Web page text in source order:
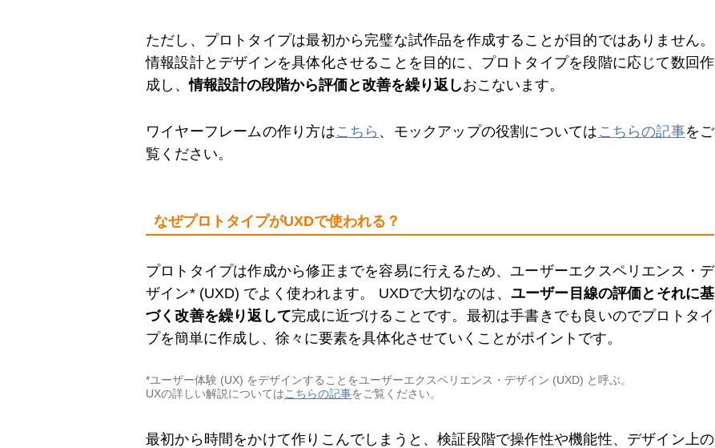
ただし、プロトタイプは最初から完璧な試作品を作成することが目的ではありません。
情報設計とデザインを具体化させることを目的に、プロトタイプを段階に応じて数回作
成し、情報設計の段階から評価と改善を繰り返しおこないます。
ワイヤーフレームの作り方はこちら 、モックアップの役割については こちらの記事をご
覧ください。
なぜプロトタイプがUXDで使われる？
プロトタイプは作成から修正までを容易に行えるため、ユーザーエクスペリエンス・デ
ザイン* (UXD) でよく使われます。 UXDで大切なのは、 ユーザー目線の評価とそれに基
づく改善を繰り返して完成に近づけることです。最初は手書きでも良いのでプロトタイ
プを簡単に作成し、徐々に要素を具体化させていくことがポイントです。
*ユーザー体験 (UX) をデザインすることをユーザーエクスペリエンス・デザイン (UXD) と呼ぶ。
UXの詳しい解説についてはこちらの記事をご覧ください。
最初から時間をかけて作りこんでしまうと、検証段階で操作性や機能性、デザイン上の